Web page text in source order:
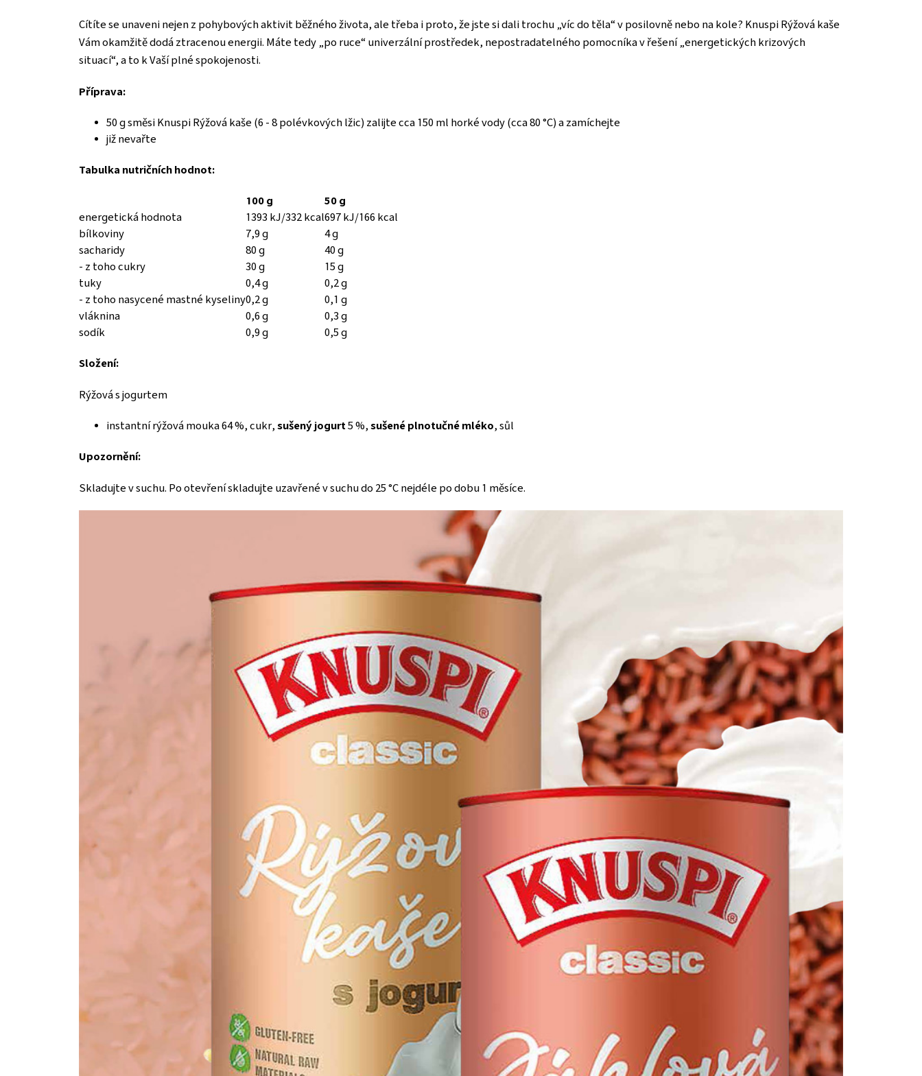
Cítíte se unaveni nejen z pohybových aktivit běžného života, ale třeba i proto, že jste si dali trochu „víc do těla“ v posilovně nebo na kole? Knuspi Rýžová kaše
Vám okamžitě dodá ztracenou energii. Máte tedy „po ruce“ univerzální prostředek, nepostradatelného pomocníka v řešení „energetických krizových
situací“, a to k Vaší plné spokojenosti.
Příprava:
50 g směsi Knuspi Rýžová kaše (6 - 8 polévkových lžic) zalijte cca 150 ml horké vody (cca 80 °C) a zamíchejte
již nevařte
Tabulka nutričních hodnot:
100 g
50 g
energetická hodnota
1393 kJ/332 kcal697 kJ/166 kcal
bílkoviny
7,9 g
4 g
sacharidy
80 g
40 g
- z toho cukry
30 g
15 g
tuky
0,4 g
0,2 g
- z toho nasycené mastné kyseliny0,2 g
0,1 g
vláknina
0,6 g
0,3 g
sodík
0,9 g 0,5 g
Složení:
Rýžová s jogurtem
instantní rýžová mouka 64 %, cukr, sušený jogurt 5 %, sušené plnotučné mléko, sůl
Upozornění:
Skladujte v suchu. Po otevření skladujte uzavřené v suchu do 25 °C nejdéle po dobu 1 měsíce.